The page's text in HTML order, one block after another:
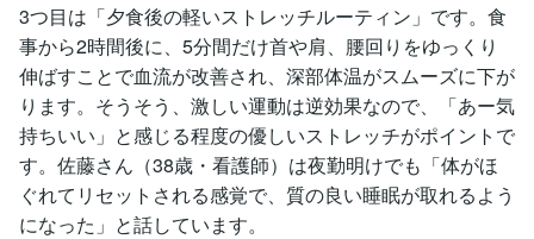
3つ目は「夕食後の軽いストレッチルーティン」です。食
事から2時間後に、5分間だけ首や肩、腰回りをゆっくり
伸ばすことで血流が改善され、深部体温がスムーズに下が
ります。そうそう、激しい運動は逆効果なので、「あー気
持ちいい」と感じる程度の優しいストレッチがポイントで
す。佐藤さん（38歳・看護師）は夜勤明けでも「体がほ
ぐれてリセットされる感覚で、質の良い睡眠が取れるよう
になった」と話しています。